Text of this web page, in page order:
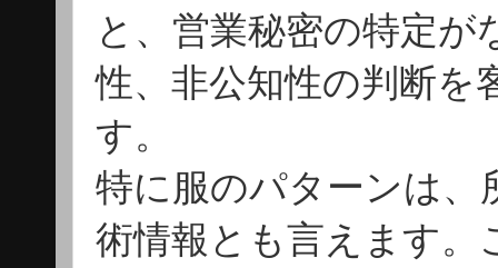
と、営業秘密の特定
性、非公知性の判断を
す。
特に服のパターンは、
術情報とも言えます。